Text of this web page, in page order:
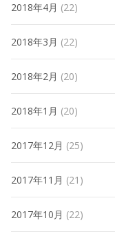
2018年4月 (22)
2018年3月 (22)
2018年2月 (20)
2018年1月 (20)
2017年12月 (25)
2017年11月 (21)
2017年10月 (22)